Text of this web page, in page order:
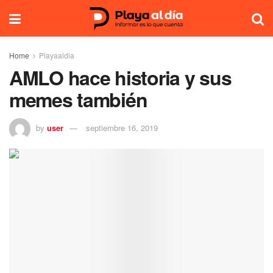
Home Playaaldia
AMLO hace historia y sus
memes también
by user septiembre 16, 2019